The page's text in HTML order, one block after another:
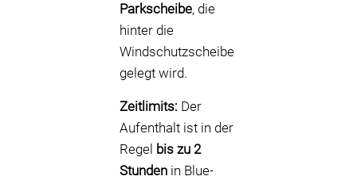
Parkscheibe, die
hinter die
Windschutzscheibe
gelegt wird.
Zeitlimits: Der
Aufenthalt ist in der
Regel bis zu 2
Stunden in Blue-